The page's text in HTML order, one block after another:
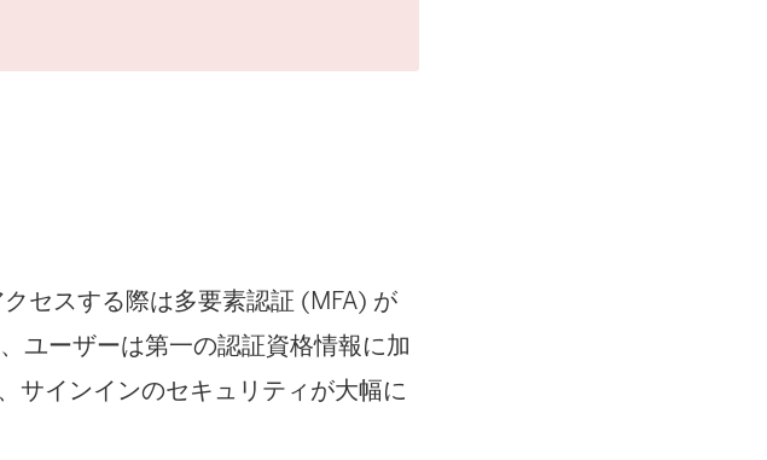
セスする際は多要素認証 (MFA) が
ユーザーは第一の認証資格情報に加
サインインのセキュリティが大幅に